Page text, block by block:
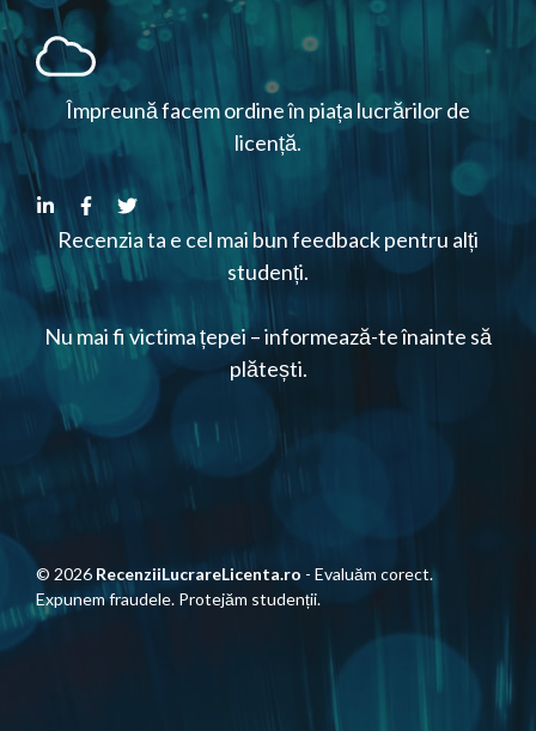
Împreună facem ordine în piața lucrărilor de
licență.
Recenzia ta e cel mai bun feedback pentru alți
studenți.
Nu mai fi victima țepei – informează-te înainte să
plătești.
© 2026 RecenziiLucrareLicenta.ro - Evaluăm corect.
Expunem fraudele. Protejăm studenții.